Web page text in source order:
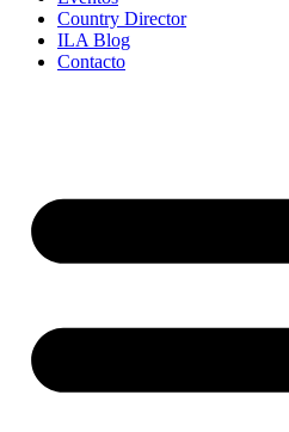
Country Director
ILA Blog
Contacto